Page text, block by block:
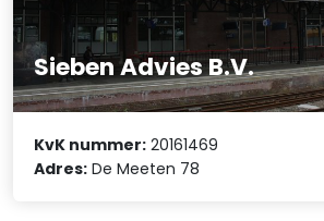
Sieben Advies B.V.
KvK nummer: 20161469
Adres: De Meeten 78